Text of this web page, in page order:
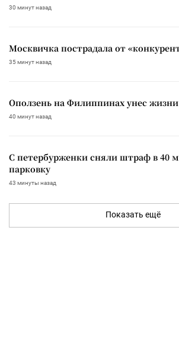
30 минут назад
Москвичка пострадала от
35 минут назад
Оползень на Филиппинах унес жизни
40 минут назад
С петербурженки сняли штраф в 40
парковку
43 минуты назад
Показать ещё